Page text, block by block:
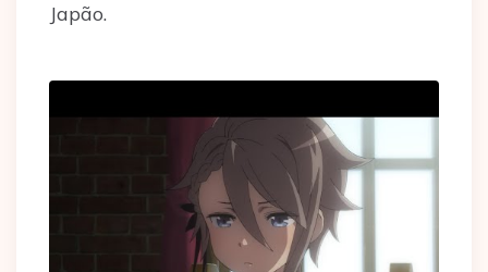
Japão.